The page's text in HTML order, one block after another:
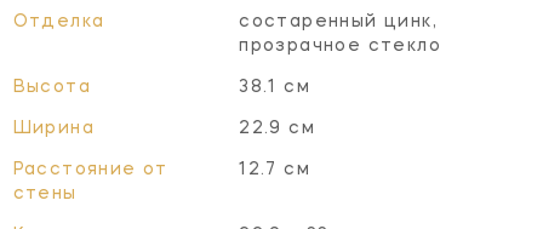
Отделка
состаренный цинк,
прозрачное стекло
Высота 38.1 см
Ширина 22.9 см
Расстояние от
стены
12.7 см